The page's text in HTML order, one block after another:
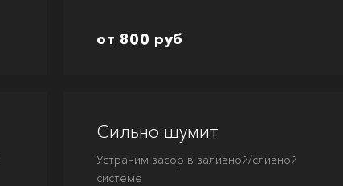
от 800 руб
Сильно шумит
Устраним засор в заливной/сливной
системе